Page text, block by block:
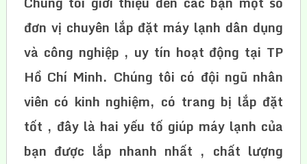
đơn vị chuyên lắp đặt máy lạnh dân dụng
và công nghiệp , uy tín hoạt động tại TP
Hồ Chí Minh. Chúng tôi có đội ngũ nhân
viên có kinh nghiệm, có trang bị lắp đặt
tốt , đây là hai yếu tố giúp máy lạnh của
bạn được lắp nhanh nhất , chất lượng